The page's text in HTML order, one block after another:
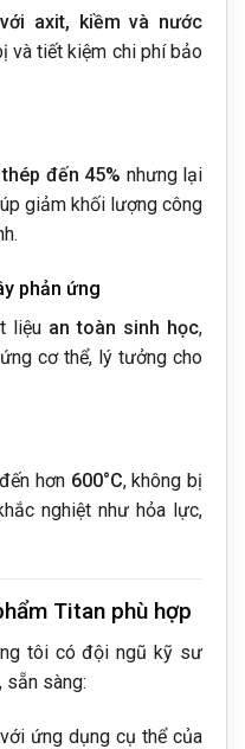
axit, kiềm và nước
và tiết kiệm chi phí bảo
đến 45% nhưng lại
giảm khối lượng công
phản ứng
liệu an toàn sinh học,
cơ thể, lý tưởng cho
hơn 600°C, không bị
nghiệt như hỏa lực,
Titan phù hợp
tôi có đội ngũ kỹ sư
sẵn sàng:
ứng dụng cụ thể của